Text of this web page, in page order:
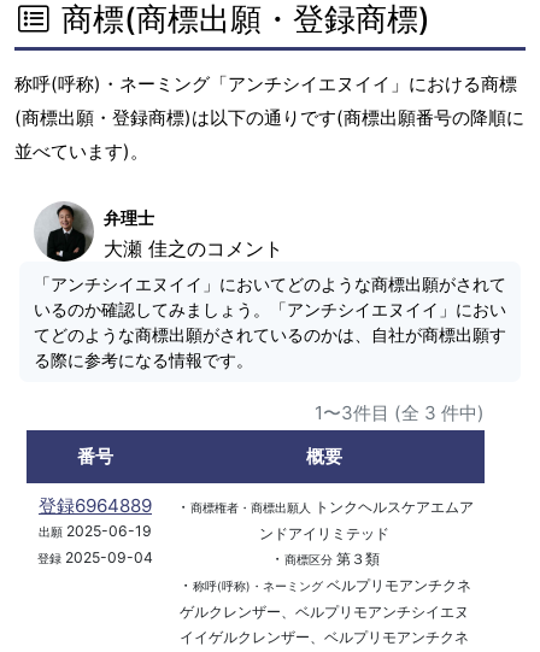
商標(商標出願・登録商標)
称呼(呼称)・ネーミング「アンチシイエヌイイ」における商標
(商標出願・登録商標)は以下の通りです(商標出願番号の降順に
並べています)。
弁理士
大瀬 佳之のコメント
「アンチシイエヌイイ」においてどのような商標出願がされて
いるのか確認してみましょう。「アンチシイエヌイイ」におい
てどのような商標出願がされているのかは、自社が商標出願す
る際に参考になる情報です。
1〜3件目 (全 3 件中)
番号
概要
登録6964889
出願 2025-06-19
登録 2025-09-04
・ 商標権者・商標出願人
トンクヘルスケアエムア
ンドアイリミテッド
・ 商標区分第３類
・ 称呼(呼称)・ネーミングベルプリモアンチクネ
ゲルクレンザー、ベルプリモアンチシイエヌ
イイゲルクレンザー、ベルプリモアンチクネ